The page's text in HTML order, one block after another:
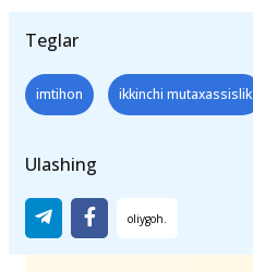
Teglar
imtihon ikkinchi mutaxassislik
Ulashing